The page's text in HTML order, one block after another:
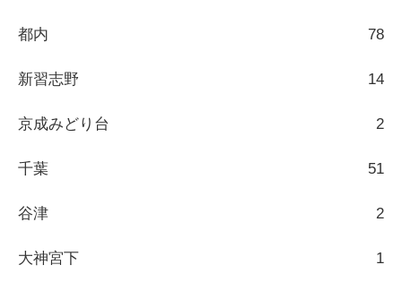
都内 78
新習志野 14
京成みどり台 2
千葉 51
谷津 2
大神宮下 1